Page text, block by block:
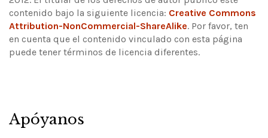
contenido bajo la siguiente licencia: Creative Commons
Attribution-NonCommercial-ShareAlike. Por favor, ten
en cuenta que el contenido vinculado con esta página
puede tener términos de licencia diferentes.
Apóyanos